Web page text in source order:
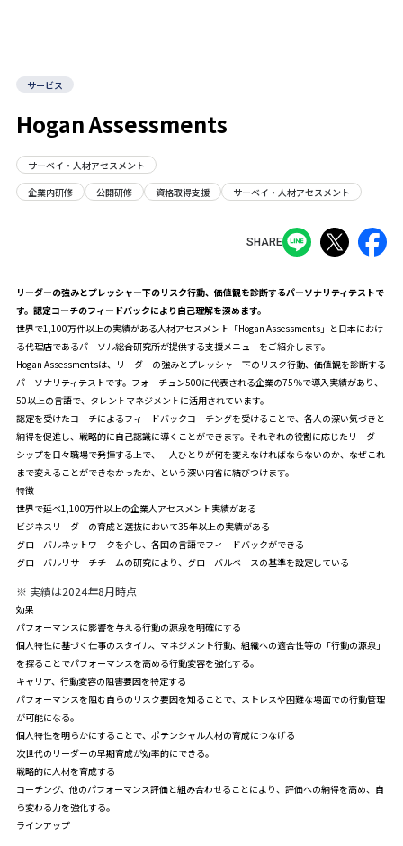
サービス
Hogan Assessments
サーベイ・人材アセスメント
企業内研修
公開研修 資格取得支援 サーベイ・人材アセスメント
SHARE
リーダーの強みとプレッシャー下のリスク行動、価値観を診断するパーソナリティテストで
す。認定コーチのフィードバックにより自己理解を深めます。
世界で1,100万件以上の実績がある人材アセスメント「Hogan Assessments」と日本におけ
る代理店であるパーソル総合研究所が提供する支援メニューをご紹介します。
Hogan Assessmentsは、リーダーの強みとプレッシャー下のリスク行動、価値観を診断する
パーソナリティテストです。フォーチュン500に代表される企業の75％で導入実績があり、
50以上の言語で、タレントマネジメントに活用されています。
認定を受けたコーチによるフィードバックコーチングを受けることで、各人の深い気づきと
納得を促進し、戦略的に自己認識に導くことができます。それぞれの役割に応じたリーダー
シップを日々職場で発揮する上で、一人ひとりが何を変えなければならないのか、なぜこれ
まで変えることができなかったか、という深い内省に結びつけます。
特徴
世界で延べ1,100万件以上の企業人アセスメント実績がある
ビジネスリーダーの育成と選抜において35年以上の実績がある
グローバルネットワークを介し、各国の言語でフィードバックができる
グローバルリサーチチームの研究により、グローバルベースの基準を設定している
※ 実績は2024年8月時点
効果
パフォーマンスに影響を与える行動の源泉を明確にする
個人特性に基づく仕事のスタイル、マネジメント行動、組織への適合性等の「行動の源泉」
を探ることでパフォーマンスを高める行動変容を強化する。
キャリア、行動変容の阻害要因を特定する
パフォーマンスを阻む自らのリスク要因を知ることで、ストレスや困難な場面での行動管理
が可能になる。
個人特性を明らかにすることで、ポテンシャル人材の育成につなげる
次世代のリーダーの早期育成が効率的にできる。
戦略的に人材を育成する
コーチング、他のパフォーマンス評価と組み合わせることにより、評価への納得を高め、自
ら変わる力を強化する。
ラインアップ